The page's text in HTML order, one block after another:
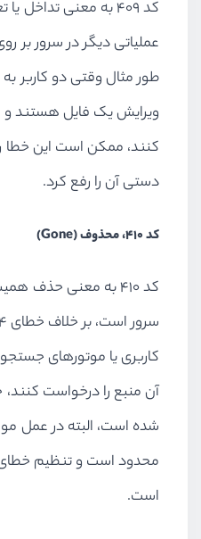
کد 409 به معنی
عملیاتی دیگر در سرور بر
طور مثال وقتی دو کاربر
ویرایش یک فایل هستند و
کنند، ممکن است این خطا
دستی آن را رفع کرد.
کد 410، محذوف (Gone)
کد 410 به معنی حذف
کاربری یا موتورهای
آن منبع را درخواست
شده است، البته در عمل
است.